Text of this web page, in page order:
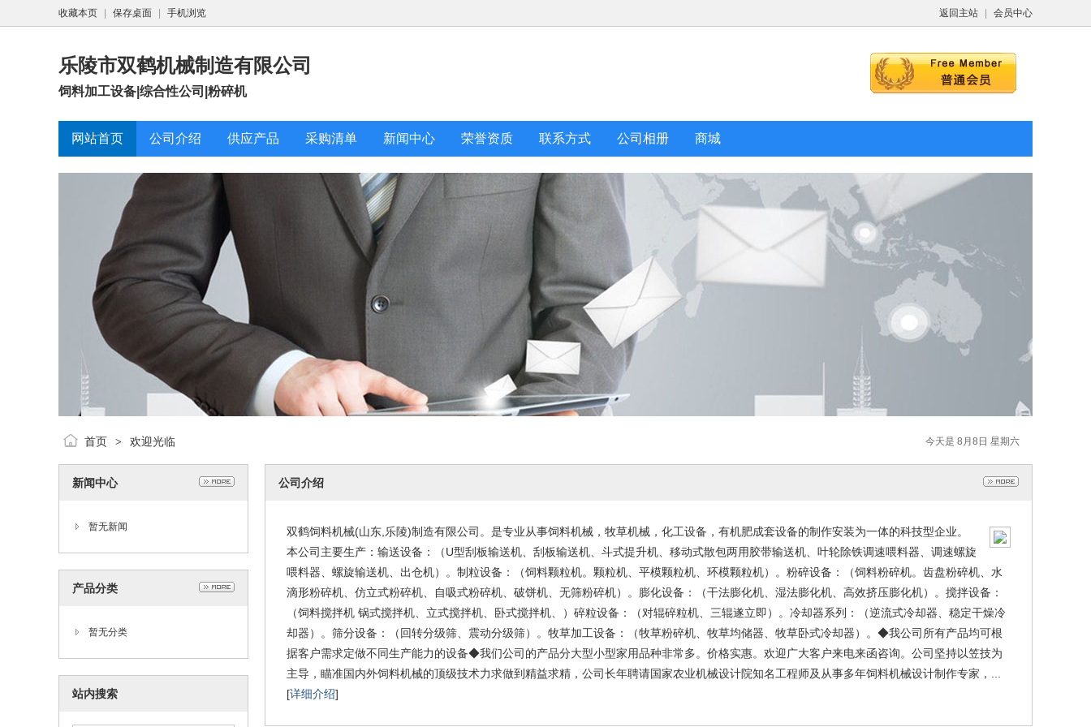
返回主站 会员中心
收藏本页 保存桌面 手机浏览
乐陵市双鹤机械制造有限公司
饲料加工设备|综合性公司|粉碎机
网站首页 公司介绍 供应产品 采购清单 新闻中心 荣誉资质 联系方式 公司相册 商城
今天是 8月8日 星期六
首页 > 欢迎光临
新闻中心
暂无新闻
产品分类
暂无分类
站内搜索
公司介绍
双鹤饲料机械(山东,乐陵)制造有限公司。是专业从事饲料机械，牧草机械，化工设备，有机肥成套设备的制作安装为一体的科技型企业。
本公司主要生产：输送设备：（U型刮板输送机、刮板输送机、斗式提升机、移动式散包两用胶带输送机、叶轮除铁调速喂料器、调速螺旋
喂料器、螺旋输送机、出仓机）。制粒设备：（饲料颗粒机。颗粒机、平模颗粒机、环模颗粒机）。粉碎设备：（饲料粉碎机。齿盘粉碎机、水
滴形粉碎机、仿立式粉碎机、自吸式粉碎机、破饼机、无筛粉碎机）。膨化设备：（干法膨化机、湿法膨化机、高效挤压膨化机）。搅拌设备：
（饲料搅拌机 锅式搅拌机、立式搅拌机、卧式搅拌机、）碎粒设备：（对辊碎粒机、三辊遂立即）。冷却器系列：（逆流式冷却器、稳定干燥冷
却器）。筛分设备：（回转分级筛、震动分级筛）。牧草加工设备：（牧草粉碎机、牧草均储器、牧草卧式冷却器）。◆我公司所有产品均可根
据客户需求定做不同生产能力的设备◆我们公司的产品分大型小型家用品种非常多。价格实惠。欢迎广大客户来电来函咨询。公司坚持以笠技为
主导，瞄准国内外饲料机械的顶级技术力求做到精益求精，公司长年聘请国家农业机械设计院知名工程师及从事多年饲料机械设计制作专家，...
[详细介绍]